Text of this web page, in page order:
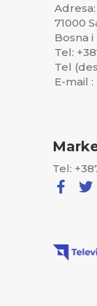
71000
Bosna
Tel:
Tel
E-mail
Tel: